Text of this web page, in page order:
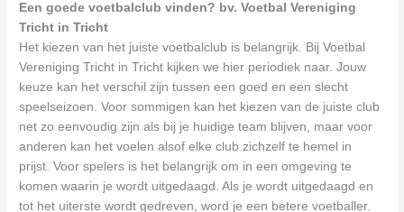
Een goede voetbalclub vinden? bv. Voetbal Vereniging
Tricht in Tricht
Het kiezen van het juiste voetbalclub is belangrijk. Bij Voetbal
Vereniging Tricht in Tricht kijken we hier periodiek naar. Jouw
keuze kan het verschil zijn tussen een goed en een slecht
speelseizoen. Voor sommigen kan het kiezen van de juiste club
net zo eenvoudig zijn als bij je huidige team blijven, maar voor
anderen kan het voelen alsof elke club zichzelf te hemel in
prijst. Voor spelers is het belangrijk om in een omgeving te
komen waarin je wordt uitgedaagd. Als je wordt uitgedaagd en
tot het uiterste wordt gedreven, word je een betere voetballer.